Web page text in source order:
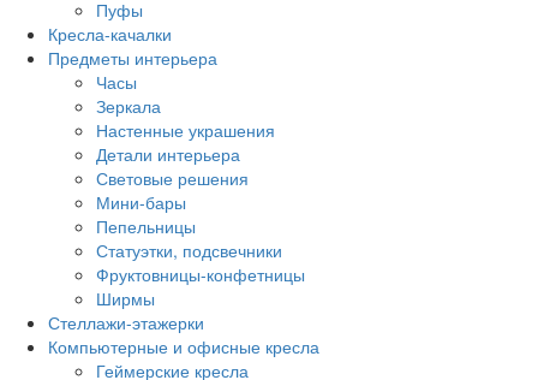
Пуфы
Кресла-качалки
Предметы интерьера
Часы
Зеркала
Настенные украшения
Детали интерьера
Световые решения
Мини-бары
Пепельницы
Статуэтки, подсвечники
Фруктовницы-конфетницы
Ширмы
Стеллажи-этажерки
Компьютерные и офисные кресла
Геймерские кресла